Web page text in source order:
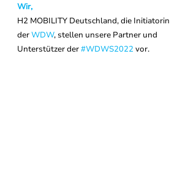
Wir,
H2 MOBILITY Deutschland, die Initiatorin
der WDW, stellen unsere Partner und
Unterstützer der #WDWS2022 vor.